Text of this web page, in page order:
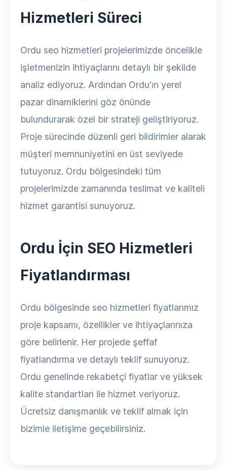
Hizmetleri Süreci
Ordu seo hizmetleri projelerimizde öncelikle
işletmenizin ihtiyaçlarını detaylı bir şekilde
analiz ediyoruz. Ardından Ordu'ın yerel
pazar dinamiklerini göz önünde
bulundurarak özel bir strateji geliştiriyoruz.
Proje sürecinde düzenli geri bildirimler alarak
müşteri memnuniyetini en üst seviyede
tutuyoruz. Ordu bölgesindeki tüm
projelerimizde zamanında teslimat ve kaliteli
hizmet garantisi sunuyoruz.
Ordu İçin SEO Hizmetleri
Fiyatlandırması
Ordu bölgesinde seo hizmetleri fiyatlarımız
proje kapsamı, özellikler ve ihtiyaçlarınıza
göre belirlenir. Her projede şeffaf
fiyatlandırma ve detaylı teklif sunuyoruz.
Ordu genelinde rekabetçi fiyatlar ve yüksek
kalite standartları ile hizmet veriyoruz.
Ücretsiz danışmanlık ve teklif almak için
bizimle iletişime geçebilirsiniz.